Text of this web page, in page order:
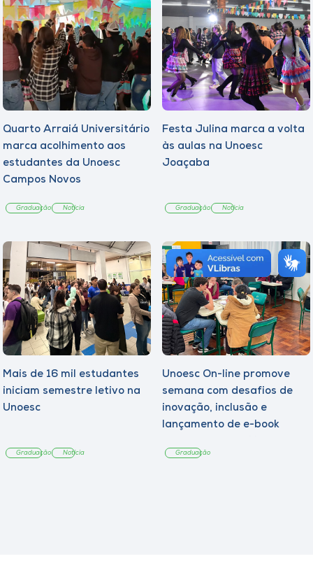
Quarto Arraiá Universitário
marca acolhimento aos
estudantes da Unoesc
Campos Novos
Graduação Notícia
Festa Julina marca a volta
às aulas na Unoesc
Joaçaba
Graduação Notícia
Mais de 16 mil estudantes
iniciam semestre letivo na
Unoesc
Graduação Notícia
Unoesc On-line promove
semana com desafios de
inovação, inclusão e
lançamento de e-book
Graduação